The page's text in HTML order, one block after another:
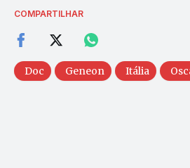
COMPARTILHAR
Doc Geneon Itália